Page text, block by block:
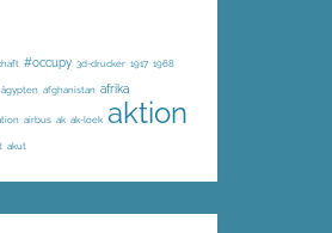
#occupy 3d-drucker 1917 1968
ägypten afghanistan afrika
airbus ak ak-loek aktion
akut